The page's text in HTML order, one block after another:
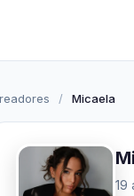
/ Micaela
19